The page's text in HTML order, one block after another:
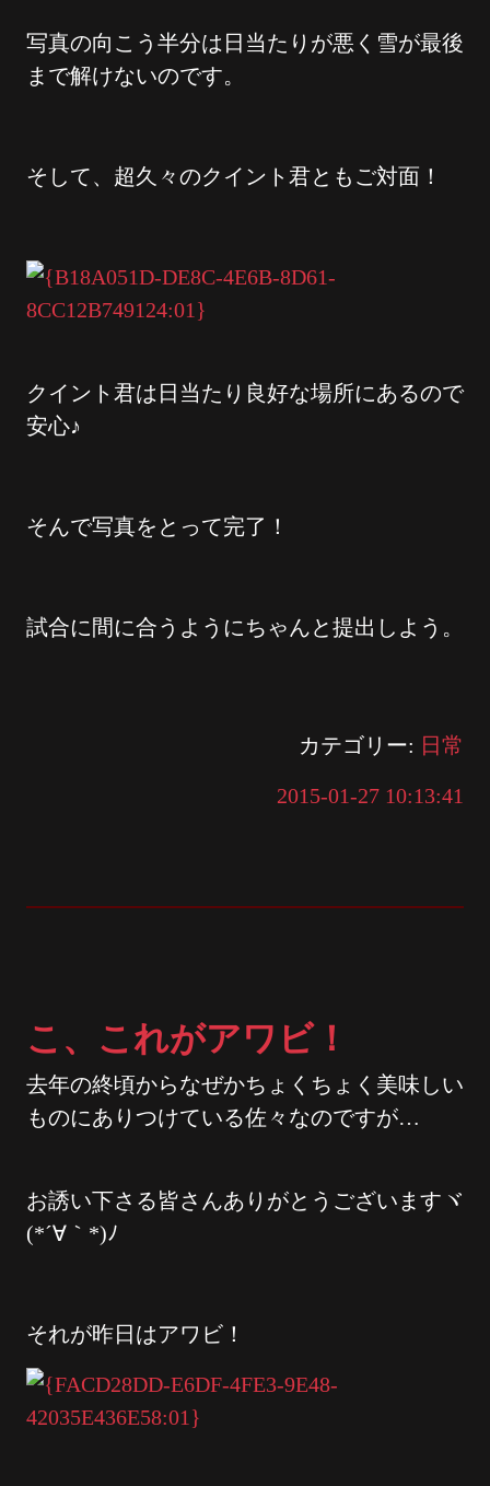
写真の向こう半分は日当たりが悪く雪が最後
まで解けないのです。
そして、超久々のクイント君ともご対面！
クイント君は日当たり良好な場所にあるので
安心♪
そんで写真をとって完了！
試合に間に合うようにちゃんと提出しよう。
カテゴリー: 日常
2015-01-27 10:13:41
こ、これがアワビ！
去年の終頃からなぜかちょくちょく美味しい
ものにありつけている佐々なのですが…
お誘い下さる皆さんありがとうございますヾ
(*´∀｀*)ﾉ
それが昨日はアワビ！